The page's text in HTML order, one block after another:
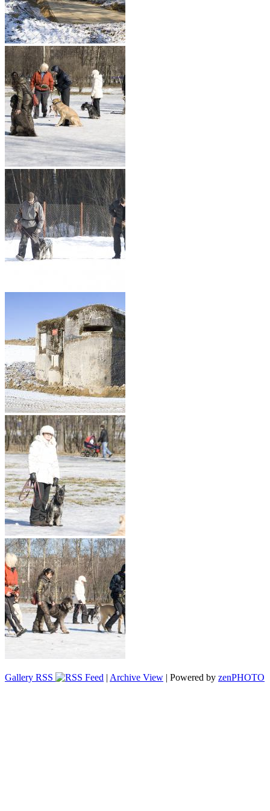
Gallery RSS | Archive View | Powered by zenPHOTO